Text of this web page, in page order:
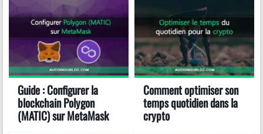
Guide : Configurer la
blockchain Polygon
(MATIC) sur MetaMask
Comment optimiser son
temps quotidien dans la
crypto